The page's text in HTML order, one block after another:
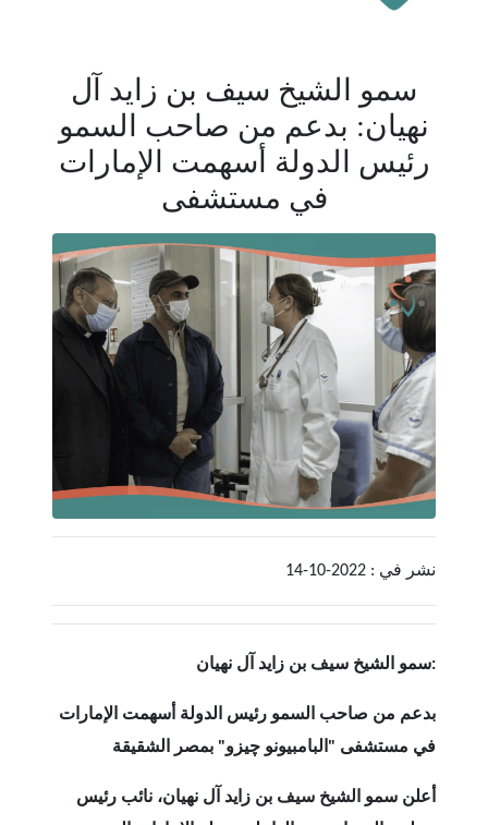
سمو الشيخ سيف بن زايد آل
نهيان: بدعم من صاحب السمو
رئيس الدولة أسهمت الإمارات
في مستشفى
نشر في : 2022-10-14
سمو الشيخ سيف بن زايد آل نهيان:
بدعم من صاحب السمو رئيس الدولة أسهمت الإمارات
في مستشفى "البامبيونو چيزو" بمصر الشقيقة
أعلن سمو الشيخ سيف بن زايد آل نهيان، نائب رئيس